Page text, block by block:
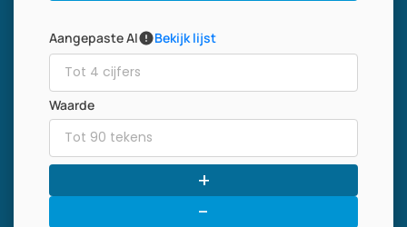
Aangepaste AI Bekijk lijst
Waarde
+
-